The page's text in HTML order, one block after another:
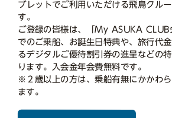
ブレットでご利用いただける飛鳥クル
す。
ご登録の皆様は、「My ASUKA CLUB
でのご乗船、お誕生日特典や、旅行代
るデジタルご優待割引券の進呈などの
ります。入会金年会費無料です。
※２歳以上の方は、乗船有無にかかわ
ます。